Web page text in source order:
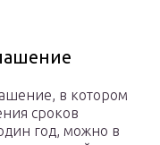
в котором
сроков
год, можно в